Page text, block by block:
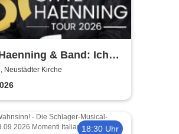
& Band: Ich
- 80 Jahre Gitte
Neustädter Kirche
18:30 Uhr